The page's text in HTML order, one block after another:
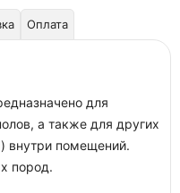
Оплата
для
а также для других
внутри помещений.
пород.